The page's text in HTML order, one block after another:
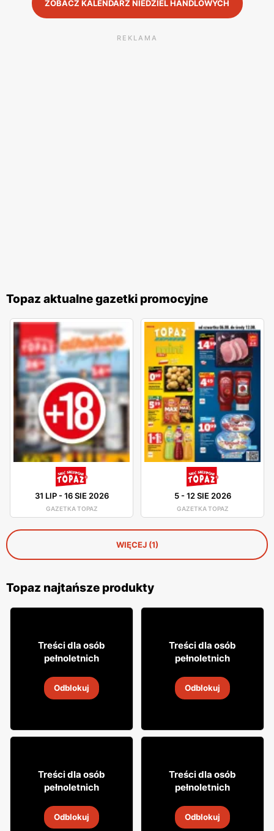
ZOBACZ KALENDARZ NIEDZIEL HANDLOWYCH
REKLAMA
Topaz aktualne gazetki promocyjne
31 LIP-16 SIE 2026
GAZETKA TOPAZ
5-12 SIE 2026
GAZETKA TOPAZ
WIĘCEJ (1)
Topaz najtańsze produkty
1499
16 sie 2026
Treści dla osób
pełnoletnich
Odblokuj
3999
16 sie 2026
Treści dla osób
pełnoletnich
Odblokuj
4999
16 sie 2026
Treści dla osób
pełnoletnich
Odblokuj
2799
16 sie 2026
Treści dla osób
pełnoletnich
Odblokuj